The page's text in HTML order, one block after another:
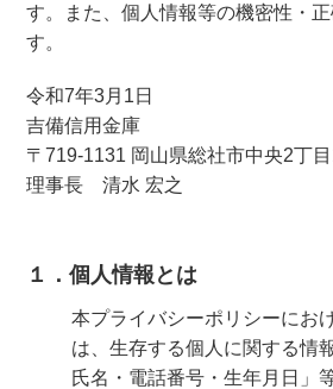
す。また、個人情報等の機密性・
す。
令和7年3月1日
吉備信用金庫
〒719-1131 岡山県総社市中央2丁
理事長 清水 宏之
１．個人情報とは
本プライバシーポリシーにお
は、生存する個人に関する情
氏名・電話番号・生年月日」